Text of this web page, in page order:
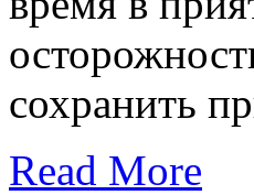
сохранить
Read More